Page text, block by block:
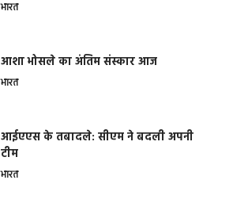
भारत
आशा भोसले का अंतिम संस्कार आज
भारत
आईएएस के तबादले: सीएम ने बदली अपनी
टीम
भारत